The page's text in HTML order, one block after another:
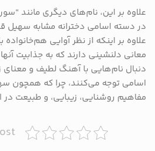
علاوه بر این، نام‌های دیگری مانند
در دسته اسامی دخترانه مشابه سهیل
علاوه بر اینکه از نظر آوایی
معانی دلنشینی دارند که به جذابیت
دنبال نام‌هایی با آهنگ لطیف و معنای
اسامی توجه می‌کنند، چرا که همچون
مفاهیم روشنایی، زیبایی، و طبیعت در